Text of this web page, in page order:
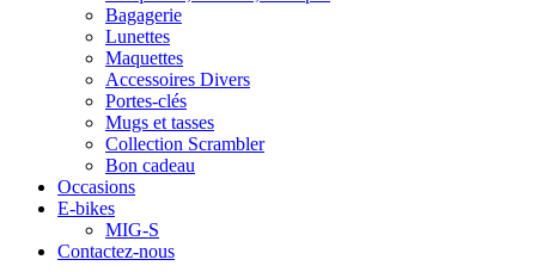
Bagagerie
Lunettes
Maquettes
Accessoires Divers
Portes-clés
Mugs et tasses
Collection Scrambler
Bon cadeau
Occasions
E-bikes
MIG-S
Contactez-nous